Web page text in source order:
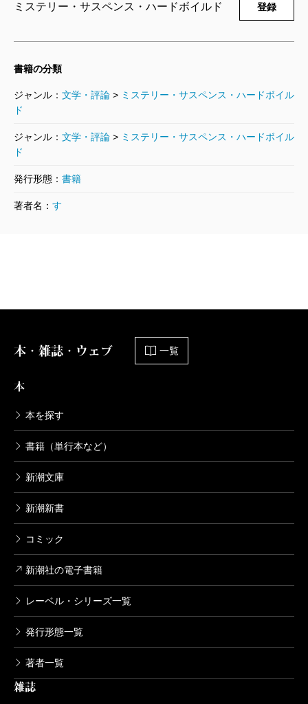
在が明らかになれば内閣は吹っ飛ぶ。しかし自衛隊の
「戦争にしないための戦い」を彼らにさせるのだが、
武器の使用規則はあいまいなままだ。
「撃たれたら撃て」という。相手を殺さないように撃
てともいう。自分が殺されたなら、相手を殺してもい
これでは軍ではない。ボディーガードでもない。武
装した平和的NPOである。1992年の自衛隊初の海外派
のような「デルタ」と交戦、巡視船から奪った高速艇
で脱出をはかる。そしてなんと、浮上した北朝鮮の潜
水艦をめざすのである。しかし中国空軍の戦闘機がミ
喧伝する。
い。
杉山隆男は『兵士に聞け』（1995年）で、はじめて
自衛隊を職場、自衛隊員を職業人としてとらえ、私た
ちを瞠目させた。その後も彼は自衛隊取材をつづけ、
年、彼は自衛隊の取材の壁が厚く高くなったと感じて
ける米軍の存在感は大きい。というより威圧的だ。
「アメリカに永遠の敵も永遠の味方もいない。ただ利
害があるだけだ」と考えるアメリカに依存しきって日
ミステリー・サスペンス・ハードボイルド 登録
書籍の分類
ジャンル： 文学・評論 > ミステリー・サスペンス・ハードボイル
ド
ジャンル： 文学・評論 > ミステリー・サスペンス・ハードボイル
ド
発行形態： 書籍
著者名： す
本・雑誌・ウェブ 一覧
本
本を探す
書籍（単行本など）
新潮文庫
新潮新書
コミック
新潮社の電子書籍
レーベル・シリーズ一覧
発行形態一覧
著者一覧
雑誌